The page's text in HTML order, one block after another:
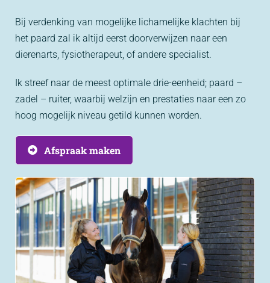
Bij verdenking van mogelijke lichamelijke klachten bij
het paard zal ik altijd eerst doorverwijzen naar een
dierenarts, fysiotherapeut, of andere specialist.
Ik streef naar de meest optimale drie-eenheid; paard –
zadel – ruiter, waarbij welzijn en prestaties naar een zo
hoog mogelijk niveau getild kunnen worden.
Afspraak maken